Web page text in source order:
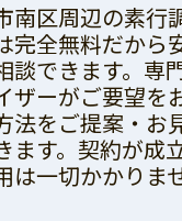
南区周辺の素行
完全無料だから
談できます。専
ザーがご要望を
法をご提案・お
ます。契約が成
は一切かかりま